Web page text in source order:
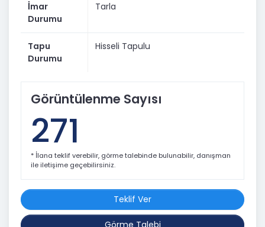
İmar
Durumu
Tarla
Tapu
Durumu
Hisseli Tapulu
Görüntülenme Sayısı
271
* İlana teklif verebilir, görme talebinde bulunabilir, danışman
ile iletişime geçebilirsiniz.
Teklif Ver